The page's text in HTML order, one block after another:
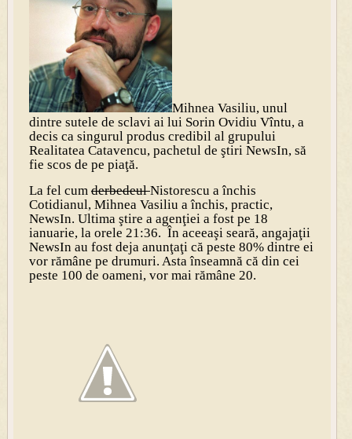
Mihnea Vasiliu, unul
dintre sutele de sclavi ai lui Sorin Ovidiu Vîntu, a
decis ca singurul produs credibil al grupului
Realitatea Catavencu, pachetul de ştiri NewsIn, să
fie scos de pe piaţă.
La fel cum derbedeulNistorescu a închis
Cotidianul, Mihnea Vasiliu a închis, practic,
NewsIn. Ultima ştire a agenţiei a fost pe 18
ianuarie, la orele 21:36. În aceeaşi seară, angajaţii
NewsIn au fost deja anunţaţi că peste 80% dintre ei
vor rămâne pe drumuri. Asta înseamnă că din cei
peste 100 de oameni, vor mai rămâne 20.